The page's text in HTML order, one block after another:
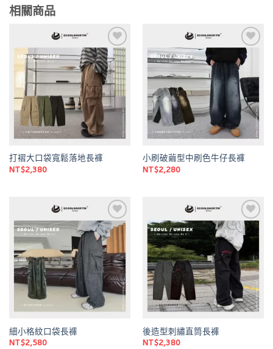
相關商品
Add to
wishlist
打褶大口袋寬鬆落地長褲
NT$2,380
Add to
wishlist
小刷破繭型中刷色牛仔長褲
NT$2,280
Add to
wishlist
細小格紋口袋長褲
NT$2,580
Add to
wishlist
後造型刺繡直筒長褲
NT$2,380